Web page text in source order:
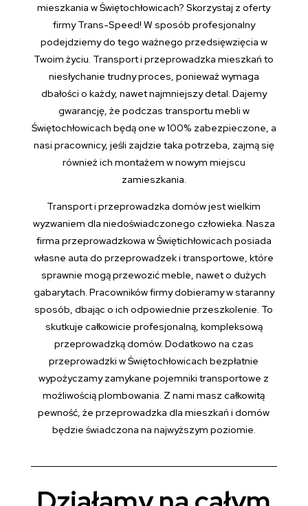
mieszkania w Świętochłowicach? Skorzystaj z oferty
firmy Trans-Speed! W sposób profesjonalny
podejdziemy do tego ważnego przedsięwzięcia w
Twoim życiu. Transport i przeprowadzka mieszkań to
niesłychanie trudny proces, ponieważ wymaga
dbałości o każdy, nawet najmniejszy detal. Dajemy
gwarancję, że podczas transportu mebli w
Świętochłowicach będą one w 100% zabezpieczone, a
nasi pracownicy, jeśli zajdzie taka potrzeba, zajmą się
również ich montażem w nowym miejscu
zamieszkania.
Transport i przeprowadzka domów jest wielkim
wyzwaniem dla niedoświadczonego człowieka. Nasza
firma przeprowadzkowa w Świętichłowicach posiada
własne auta do przeprowadzek i transportowe, które
sprawnie mogą przewozić meble, nawet o dużych
gabarytach. Pracowników firmy dobieramy w staranny
sposób, dbając o ich odpowiednie przeszkolenie. To
skutkuje całkowicie profesjonalną, kompleksową
przeprowadzką domów. Dodatkowo na czas
przeprowadzki w Świętochłowicach bezpłatnie
wypożyczamy zamykane pojemniki transportowe z
możliwością plombowania. Z nami masz całkowitą
pewność, że przeprowadzka dla mieszkań i domów
będzie świadczona na najwyższym poziomie.